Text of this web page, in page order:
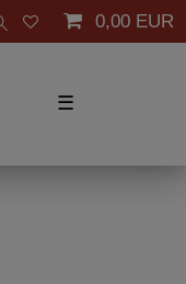
0,00 EUR
☰